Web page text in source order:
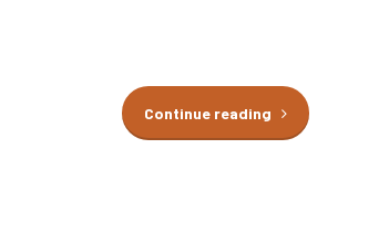
Continue reading